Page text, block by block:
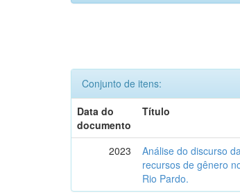
Conjunto de itens:
Data do
documento
Título
2023
Análise do discurso
recursos de gênero
Rio Pardo.